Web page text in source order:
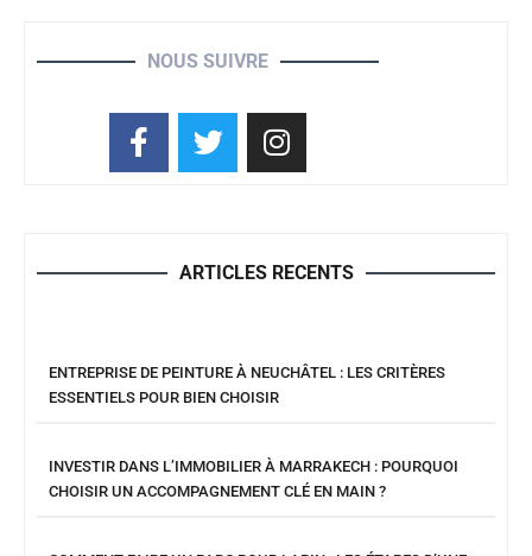
NOUS SUIVRE
ARTICLES RECENTS
ENTREPRISE DE PEINTURE À NEUCHÂTEL : LES CRITÈRES
ESSENTIELS POUR BIEN CHOISIR
INVESTIR DANS L’IMMOBILIER À MARRAKECH : POURQUOI
CHOISIR UN ACCOMPAGNEMENT CLÉ EN MAIN ?